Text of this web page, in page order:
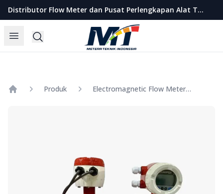
Distributor Flow Meter dan Pusat Perlengkapan Alat Teknik Indonesia
Open menu
Search
Metera Teknik Indonesia
Produk Electromagnetic Flow Meter MAGNOS Separated Size 5 Inch